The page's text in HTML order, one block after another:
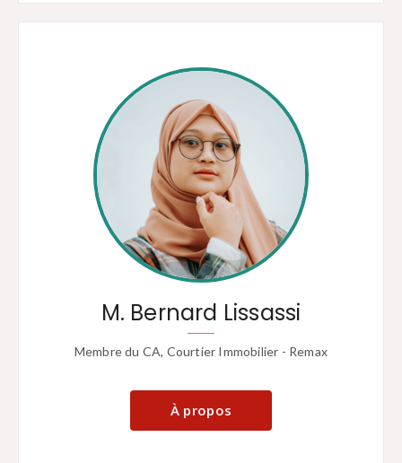
M. Bernard Lissassi
Membre du CA, Courtier Immobilier - Remax
À propos